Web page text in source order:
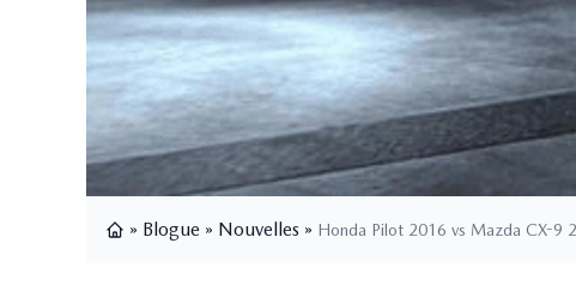
» Blogue » Nouvelles » Honda Pilot 2016 vs Mazda CX-9